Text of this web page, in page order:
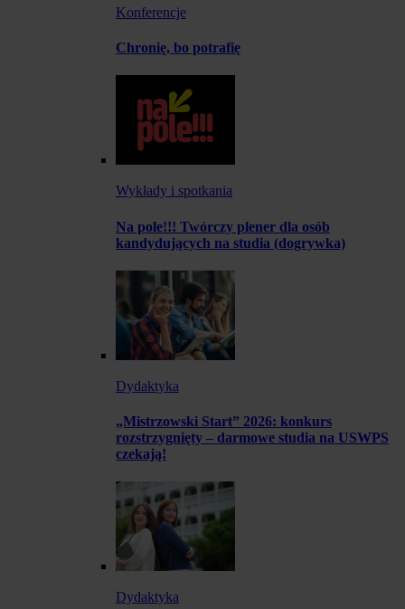
Konferencje
Chronię, bo potrafię
Wykłady i spotkania
Na pole!!! Twórczy plener dla osób
kandydujących na studia (dogrywka)
Dydaktyka
„Mistrzowski Start” 2026: konkurs
rozstrzygnięty – darmowe studia na USWPS
czekają!
Dydaktyka